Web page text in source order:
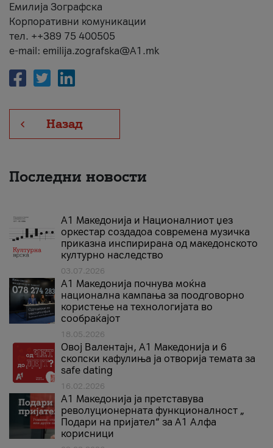
Емилија Зографска
Корпоративни комуникации
тел. ++389 75 400505
e-mail: emilija.zografska@A1.mk
Назад
Последни новости
А1 Македонија и Националниот џез
оркестар создадоа современа музичка
приказна инспирирана од македонското
културно наследство
03.07.2026
A1 Македонија почнува моќна
национална кампања за поодговорно
користење на технологијата во
сообраќајот
18.05.2026
Овој Валентајн, A1 Македонија и 6
скопски кафулиња ја отворија темата за
safe dating
16.02.2026
А1 Македонија ја претставува
револуционерната функционалност „
Подари на пријател“ за А1 Алфа
корисници